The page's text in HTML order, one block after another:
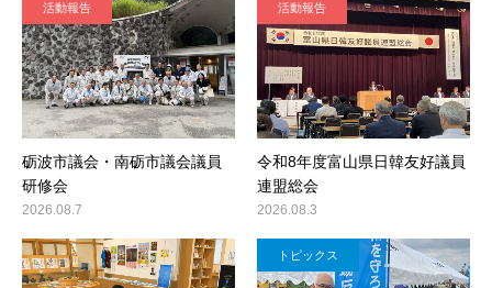
活動報告
砺波市議会・南砺市議会議員
研修会
2026.08.7
活動報告
令和8年度富山県日韓友好議員
連盟総会
2026.08.3
トピックス